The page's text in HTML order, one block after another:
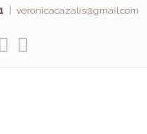
| veronicacazalis@gmail.com